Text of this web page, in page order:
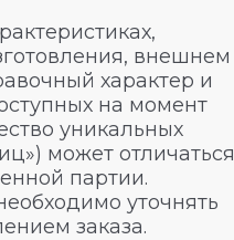
внешнем
характер и
на момент
уникальных
может отличаться
партии.
уточнять
заказа.